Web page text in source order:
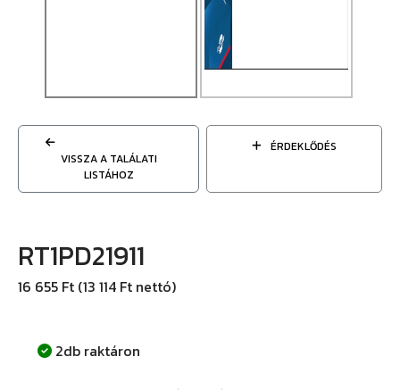
VISSZA A TALÁLATI
LISTÁHOZ
ÉRDEKLŐDÉS
RT1PD21911
16 655 Ft (13 114 Ft nettó)
2db raktáron